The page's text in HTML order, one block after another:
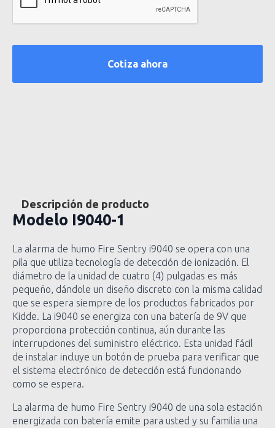
Descripción de producto
Modelo I9040-1
La alarma de humo Fire Sentry i9040 se opera con una
pila que utiliza tecnología de detección de ionización. El
diámetro de la unidad de cuatro (4) pulgadas es más
pequeño, dándole un diseño discreto con la misma calidad
que se espera siempre de los productos fabricados por
Kidde. La i9040 se energiza con una batería de 9V que
proporciona protección continua, aún durante las
interrupciones del suministro eléctrico. Esta unidad fácil
de instalar incluye un botón de prueba para verificar que
el sistema electrónico de detección está funcionando
como se espera.
La alarma de humo Fire Sentry i9040 de una sola estación
energizada con batería emite para usted y su familia una